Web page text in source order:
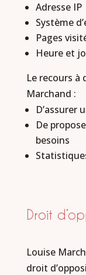
Adresse IP
Système
Pages
Heure et
Le recours à
Marchand :
D’assurer
De
besoins
Droit
Louise
droit